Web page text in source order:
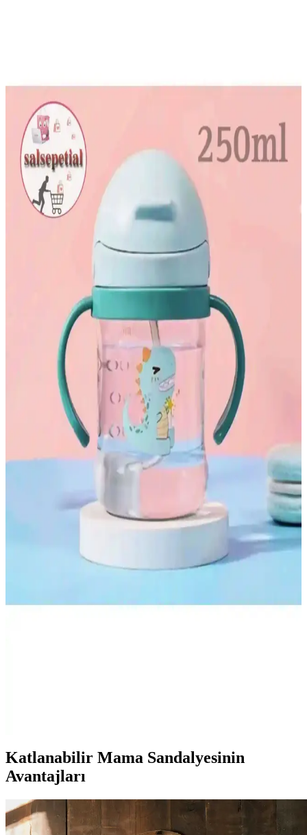
Malzeme, Tasarım ve Performans Analizi
Bu makalede, Varol Bambu Nakışlı ve Biyeli Kapşonlu çocuk
bornozlarının malzeme, tasarım ve performans özellikleri detaylı
şekilde inceleniyor. Kullanıcı geri bildirimleri ve karşılaştırma
kriterleriyle en iyi seçeneği belirleyin.
Sevi Bebek Kundakları ile Güvenli ve Konforlu
Uyku Alanları Yaratmanın Yolları
Sevi bebek kundakları, güvenli ve konforlu uyku ortamları
oluşturmak için ideal. Doğal malzemeleri ve şık tasarımlarıyla
bebeklerin huzurlu uykusuna katkı sağlar.
Bebedor Sportif Pipetli Bardak 330 ml güvenli ve
pratik çocuk içme kabı
Bebedor Sportif Pipetli Bardak, 330 ml kapasitesiyle çocukların
bağımsız içme becerilerini destekleyen, BPA içermeyen, kolay
temizlenebilir ve sızdırmaz özellikleriyle güvenli bir içme
Bebedor Sportif Pipetli Bardak 330 ml Çocuklar
İçin Güvenli ve Dayanıklı Tasarım
Bebedor Sportif Pipetli Bardak, çocukların içme alışkanlıklarını
destekleyen, hafif ve dayanıklı tasarımıyla hijyenik kullanım sağlar,
mikrodalga uyumlu ve çeşitli renk seçenekleri sunar.
Mommyslab 0-4 Ay Bebekler İçin Organik Pamuklu
Renkli Gri Tulum Kundak Detaylı İnceleme
Mommyslab'in 0-4 ay bebekler için tasarladığı organik pamuklu
tulum kundak, pratik kullanım ve doğal malzeme ile öne çıkıyor.
Detaylı tasarımı ve hijyen özellikleriyle ebeveynlerin ilgisini çekiyor.
Babynest Yatak: Ortopedik ve Çift Taraflı Bebek
Katlanabilir Mama Sandalyesinin
Avantajları